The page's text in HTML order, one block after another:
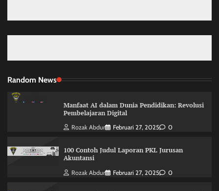
Random News
Manfaat AI dalam Dunia Pendidikan: Revolusi
Pembelajaran Digital
Rozak Abdur Februari 27, 2025 0
100 Contoh Judul Laporan PKL Jurusan
Akuntansi
Rozak Abdur Februari 27, 2025 0